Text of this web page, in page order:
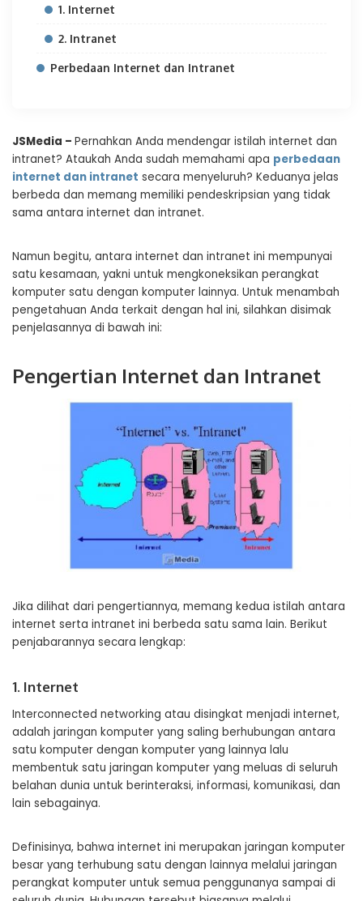
1. Internet
2. Intranet
Perbedaan Internet dan Intranet
JSMedia – Pernahkan Anda mendengar istilah internet dan
intranet? Ataukah Anda sudah memahami apa perbedaan
internet dan intranet secara menyeluruh? Keduanya jelas
berbeda dan memang memiliki pendeskripsian yang tidak
sama antara internet dan intranet.
Namun begitu, antara internet dan intranet ini mempunyai
satu kesamaan, yakni untuk mengkoneksikan perangkat
komputer satu dengan komputer lainnya. Untuk menambah
pengetahuan Anda terkait dengan hal ini, silahkan disimak
penjelasannya di bawah ini:
Pengertian Internet dan Intranet
Jika dilihat dari pengertiannya, memang kedua istilah antara
internet serta intranet ini berbeda satu sama lain. Berikut
penjabarannya secara lengkap:
1. Internet
Interconnected networking atau disingkat menjadi internet,
adalah jaringan komputer yang saling berhubungan antara
satu komputer dengan komputer yang lainnya lalu
membentuk satu jaringan komputer yang meluas di seluruh
belahan dunia untuk berinteraksi, informasi, komunikasi, dan
lain sebagainya.
Definisinya, bahwa internet ini merupakan jaringan komputer
besar yang terhubung satu dengan lainnya melalui jaringan
perangkat komputer untuk semua penggunanya sampai di